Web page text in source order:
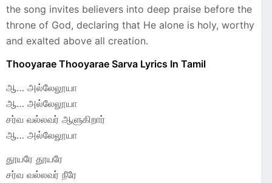
the song invites believers into deep praise before the
throne of God, declaring that He alone is holy, worthy
and exalted above all creation.
Thooyarae Thooyarae Sarva Lyrics In Tamil
ஆ… அல்லேலூயா
ஆ… அல்லேலூயா
சர்வ வல்லவர் ஆளுகிறார்
ஆ… அல்லேலூயா
தூயரே தூயரே
சர்வ வல்லவர் நீரே